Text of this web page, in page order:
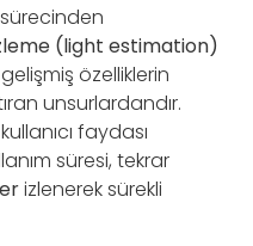
sürecinden
(light estimation)
özelliklerin
unsurlardandır.
faydası
süresi, tekrar
izlenerek sürekli